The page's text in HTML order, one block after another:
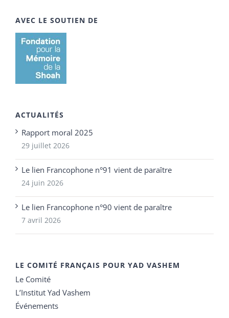
AVEC LE SOUTIEN DE
ACTUALITÉS
Rapport moral 2025
29 juillet 2026
Le lien Francophone n°91 vient de paraître
24 juin 2026
Le lien Francophone n°90 vient de paraître
7 avril 2026
LE COMITÉ FRANÇAIS POUR YAD VASHEM
Le Comité
L’Institut Yad Vashem
Événements